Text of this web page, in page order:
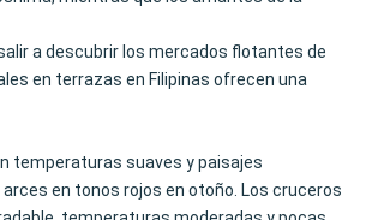
a descubrir los mercados flotantes de
en terrazas en Filipinas ofrecen una
temperaturas suaves y paisajes
en tonos rojos en otoño. Los cruceros